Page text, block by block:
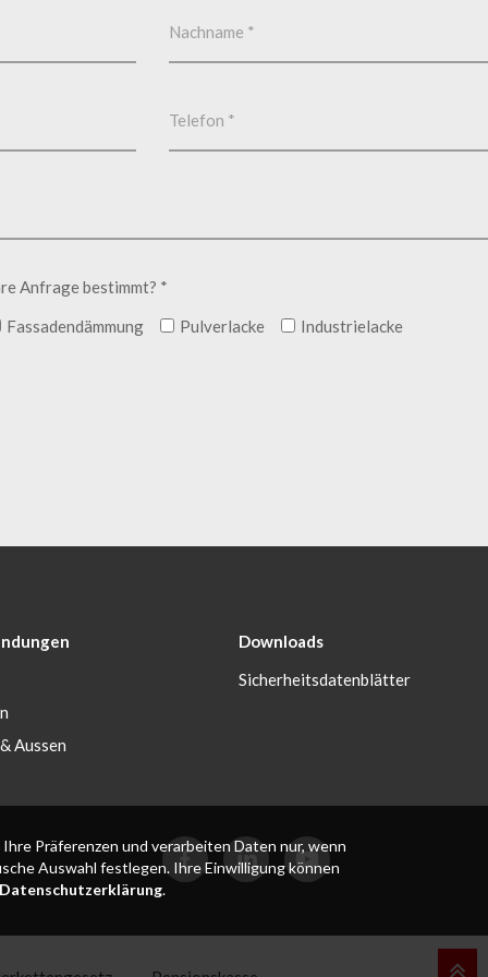
Anfrage bestimmt? *
Fassadendämmung
Pulverlacke Industrielacke
Aussen
Downloads
Sicherheitsdatenblätter
Präferenzen und verarbeiten Daten nur, wenn
Auswahl festlegen. Ihre Einwilligung können
Datenschutzerklärung.